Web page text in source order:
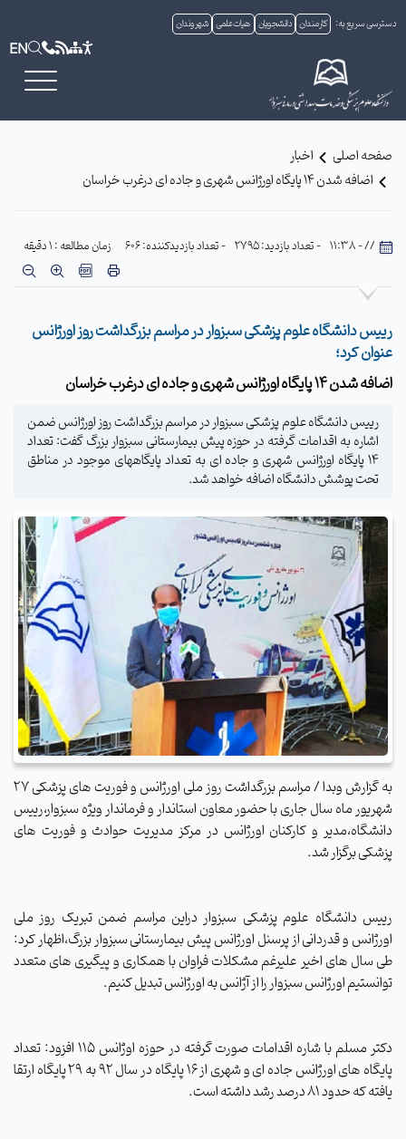
دسترسی سریع به: کارمندان دانشجویان هیات علمی شهروندان
EN
صفحه اصلی
اخبار
اضافه شدن 14 پایگاه اورژانس شهری و جاده ای درغرب خراسان
// - 11:38 - تعداد بازدید: 2795 - تعداد بازدیدکننده: 606 زمان مطالعه : 1 دقیقه
رییس دانشگاه علوم پزشکی سبزوار در مراسم بزرگداشت روز اورژانس
عنوان کرد؛
اضافه شدن 14 پایگاه اورژانس شهری و جاده ای درغرب خراسان
رییس دانشگاه علوم پزشکی سبزوار در مراسم بزرگداشت روز اورژانس ضمن
اشاره به اقدامات گرفته در حوزه پیش بیمارستانی سبزوار بزرگ گفت: تعداد
14 پایگاه اورژانس شهری و جاده ای به تعداد پایگاههای موجود در مناطق
تحت پوشش دانشگاه اضافه خواهد شد.
به گزارش وبدا / مراسم بزرگداشت روز ملی اورژانس و فوریت های پزشکی 27
شهریور ماه سال جاری با حضور معاون استاندار و فرماندار ویژه سبزوار،رییس
دانشگاه،مدیر و کارکنان اورژانس در مرکز مدیریت حوادث و فوریت های
پزشکی برگزار شد.
رییس دانشگاه علوم پزشکی سبزوار دراین مراسم ضمن تبریک روز ملی
اورژانس و قدردانی از پرسنل اورژانس پیش بیمارستانی سبزوار بزرگ،اظهار کرد:
طی سال های اخیر علیرغم مشکلات فراوان با همکاری و پیگیری های متعدد
توانستیم اورژانس سبزوار را از آژانس به اورژانس تبدیل کنیم.
دکتر مسلم با شاره اقدامات صورت گرفته در حوزه اوژانس 115 افزود: تعداد
پایگاه های اورژانس جاده ای و شهری از ۱۶ پایگاه در سال ۹۲ به 29 پایگاه ارتقا
یافته که حدود ۸۱ درصد رشد داشته است.